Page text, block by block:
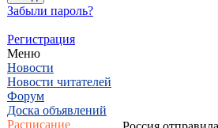
Забыли пароль?
Регистрация
Меню
Новости
Новости читателей
Форум
Доска объявлений
Расписание